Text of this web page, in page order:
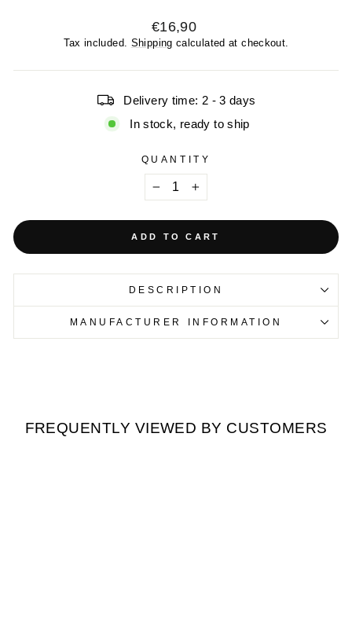
Regular
price
€16,90
Tax included. Shipping calculated at checkout.
Delivery time: 2 - 3 days
In stock, ready to ship
QUANTITY
ADD TO CART
DESCRIPTION
MANUFACTURER INFORMATION
FREQUENTLY VIEWED BY CUSTOMERS